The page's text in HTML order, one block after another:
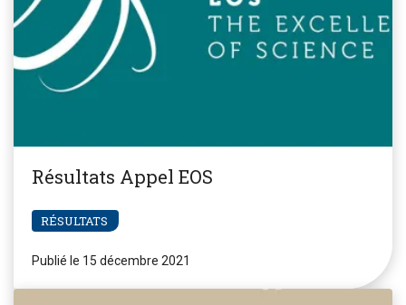
Résultats Appel EOS
RÉSULTATS
Publié le 15 décembre 2021